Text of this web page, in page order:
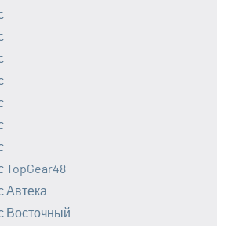
TopGear48
Автека
Восточный